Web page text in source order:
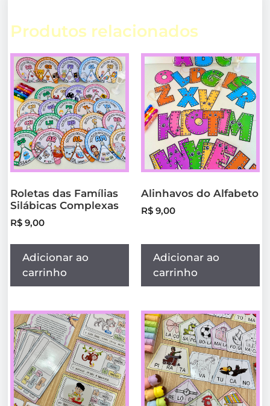
Produtos relacionados
Roletas das Famílias
Silábicas Complexas
R$ 9,00
Adicionar ao
carrinho
Alinhavos do Alfabeto
R$ 9,00
Adicionar ao
carrinho